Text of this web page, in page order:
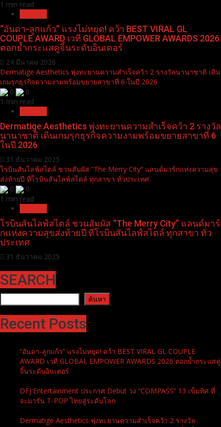
1 min read
“อันดา-ลูกแก้ว” แรงไม่หยุด! คว้า BEST VIRAL GL
COUPLE AWARD เวที GLOBAL EMPOWER AWARDS 2026
ตอกย้ำกระแสคู่จิ้นระดับอินเตอร์
24 มีนาคม 2026
Dermatige Aesthetics พุ่งทะยานความสำเร็จคว้า 2 รางวัลนานาชาติ เดิน
เกมรุกธุรกิจความงามพร้อมขยายสาขาที่ 6 ในปี 2026
0
0
1 min read
Dermatige Aesthetics พุ่งทะยานความสำเร็จคว้า 2 รางวัล
นานาชาติ เดินเกมรุกธุรกิจความงามพร้อมขยายสาขาที่ 6
ในปี 2026
31 ธันวาคม 2025
โรบินสันไลฟ์สไตล์ ชวนสัมผัส “The Merry City” แลนด์มาร์กแห่งความสุข
ส่งท้ายปี ที่โรบินสันไลฟ์สไตล์ ทุกสาขา ทั่วประเทศ
0
0
1 min read
โรบินสันไลฟ์สไตล์ ชวนสัมผัส “The Merry City” แลนด์มาร์
กแห่งความสุขส่งท้ายปี ที่โรบินสันไลฟ์สไตล์ ทุกสาขา ทั่ว
ประเทศ
31 ธันวาคม 2025
SEARCH
ค้นหา ค้นหา
Recent Posts
“อันดา-ลูกแก้ว” แรงไม่หยุด! คว้า BEST VIRAL GL COUPLE
AWARD เวที GLOBAL EMPOWER AWARDS 2026 ตอกย้ำกระแสคู่
จิ้นระดับอินเตอร์
DFJ Entertainment ประกาศ Debut วง “COMPASS” 13 เข็มทิศ ที่
จะมารัน T-POP ไทยสู่ระดับโลก
Dermatige Aesthetics พุ่งทะยานความสำเร็จคว้า 2 รางวัล